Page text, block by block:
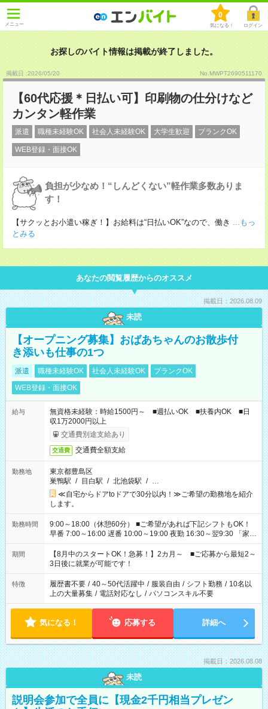
メニュー
0
気になる！ ログイン
お探しのバイト情報は掲載が終了しました。
掲載日 :2026/05/20 No.MWPT2690511170
【60代応援＊日払い可】印刷物の仕分けなど
カンタン軽作業
派遣 職種未経験OK 社会人未経験OK 大学生歓迎 ブランクOK
WEB登録・面接OK
負担が少なめ！“しんどくない”軽作業多数ありま
す！
【サクッとお小遣い稼ぎ！】お給料は“日払いOK”なので、働き ...もっ
とみる
あなたの閲覧履歴からのオススメ
掲載日：2026.08.09
未読
【オープニング募集】おばあちゃんのお散歩付
き添いも仕事の1つ
派遣 職種未経験OK 社会人未経験OK
ブランクOK
WEB登録・面接OK
給与
無資格未経験：時給1500円～ ■週払いOK ■扶養内OK ■日
収1万2000円以上
交通費別途支給あり
交通費 交通費全額支給
勤務地
東京都豊島区
巣鴨駅 / 目白駅 / 北池袋駅 / …
≪自宅からドアtoドアで30分以内！≫ご希望の勤務地を紹介
します。
勤務時間
9:00～18:00（休憩60分） ■ご希望があれば下記シフトもOK！
早番 7:00～16:00 遅番 10:00～19:00 夜勤 16:30～翌9:30 「家族
と休みを合わせたい」 「余裕を持って夕飯の準備がしたい」
「できれば残業はしたくない」 など、ご希望を教えてください
ね。 ※Wワーク希望の方へ 今ご覧のお仕事で希望する勤務時間
と、もう1つのお仕事の勤務時間。 合計で週40時間を超える場
合は応募できません。
期間
【8月中のスタートOK！急募！】2カ月～ ■ご応募から最短2～
3日後に就業が可能です！
特徴 履歴書不要 / 40～50代活躍中 / 服装自由 / シフト勤務 / 10名以
上の大量募集 / 電話対応なし / パソコンスキル不要
気になる！ 応募する 詳細へ
掲載日：2026.08.08
未読
説明会参加で全員に【現金2千円相当プレゼン